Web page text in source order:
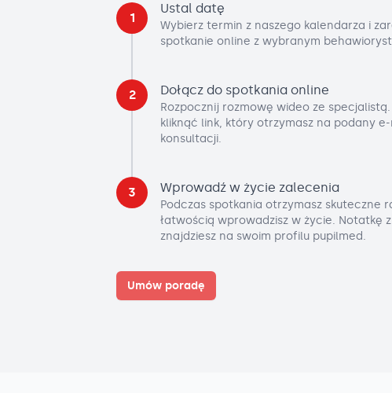
1
Ustal datę
Wybierz termin z naszego kalendarza i
spotkanie online z wybranym
2 Dołącz do spotkania online
Rozpocznij rozmowę wideo ze
kliknąć link, który otrzymasz na podany
konsultacji.
3 Wprowadź w życie zalecenia
Podczas spotkania otrzymasz skuteczne
łatwością wprowadzisz w życie. Notatkę
znajdziesz na swoim profilu pupilmed.
Umów poradę